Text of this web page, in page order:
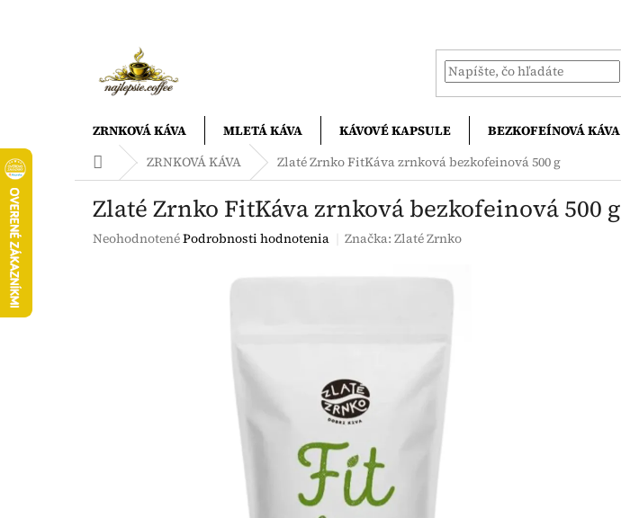
ZRNKOVÁ KÁVA MLETÁ KÁVA KÁVOVÉ KAPSULE BEZKOFEÍNOVÁ KÁVA
DomovZRNKOVÁ KÁVA Zlaté Zrnko FitKáva zrnková bezkofeinová 500 g
Zlaté Zrnko FitKáva zrnková bezkofeinová 500 g
Priemerné
NeohodnotenéPodrobnosti hodnotenia Značka:Zlaté Zrnko